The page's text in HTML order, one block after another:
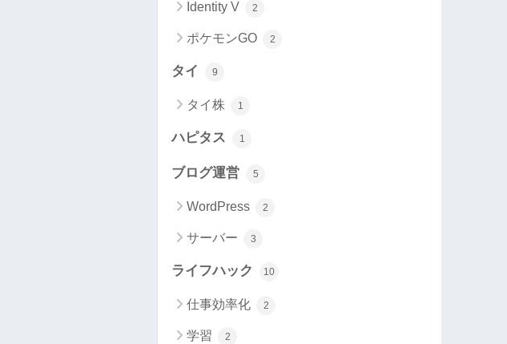
Identity V 2
ポケモンGO 2
タイ 9
タイ株 1
ハピタス 1
ブログ運営 5
WordPress 2
サーバー 3
ライフハック 10
仕事効率化 2
学習 2